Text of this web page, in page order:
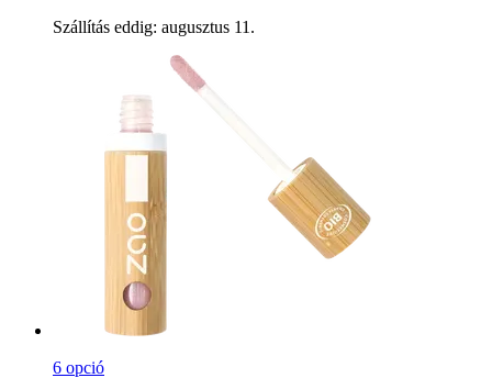
Szállítás eddig: augusztus 11.
6 opció